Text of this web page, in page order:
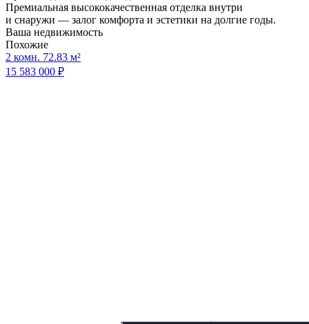
Премиальная высококачественная отделка внутри
и снаружи — залог комфорта и эстетики на долгие годы.
Ваша недвижимость
Похожие
2 комн. 72.83 м²
15 583 000 ₽